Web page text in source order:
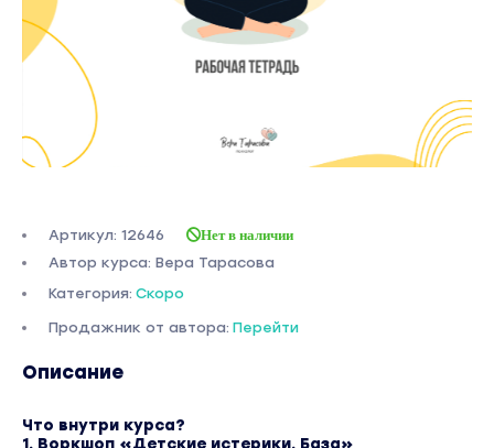
Артикул: 12646 Нет в наличии
Автор курса: Вера Тарасова
Категория: Скоро
Продажник от автора: Перейти
Описание
Что внутри курса?